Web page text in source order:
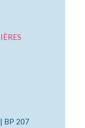
BP 207